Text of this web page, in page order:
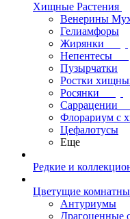
Хищные Растения
Венерины
Гелиамфоры
Жирянки
Непентесы
Пузырчатки
Ростки
Росянки
Саррацении
Флорариум с
Цефалотусы
Еще
Редкие и
Цветущие
Антуриумы
Драгоценные